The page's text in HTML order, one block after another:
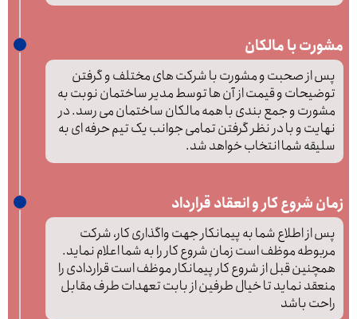
مشورت با مالکان
پس از صحبت و مشورت با شرکت های مختلف و گرفتن
توضیحات و قیمت از آن ها توسط مدیر ساختمان نوبت به
مشورت و جمع بندی با همه مالکان ساختمان می رسد. در
نهایت و با در نظر گرفتن تمامی جوانب یک تیم حرفه ای به
سلیقه شما انتخاب خواهد شد.
زمان شروع کار و انعقاد قرارداد
پس از اطلاع شما به پیمانکار جهت واگذاری کار، شرکت
مربوطه موظف است زمان شروع کار را به شما اعلام نماید.
همچنین قبل از شروع کار پیمانکار موظف است قراردادی را
منعقد نماید تا خیال طرفین از بابت تعهدات طرف مقابل
راحت باشد